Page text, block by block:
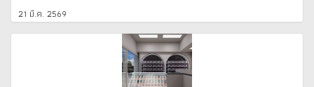
21 มี.ค. 2569